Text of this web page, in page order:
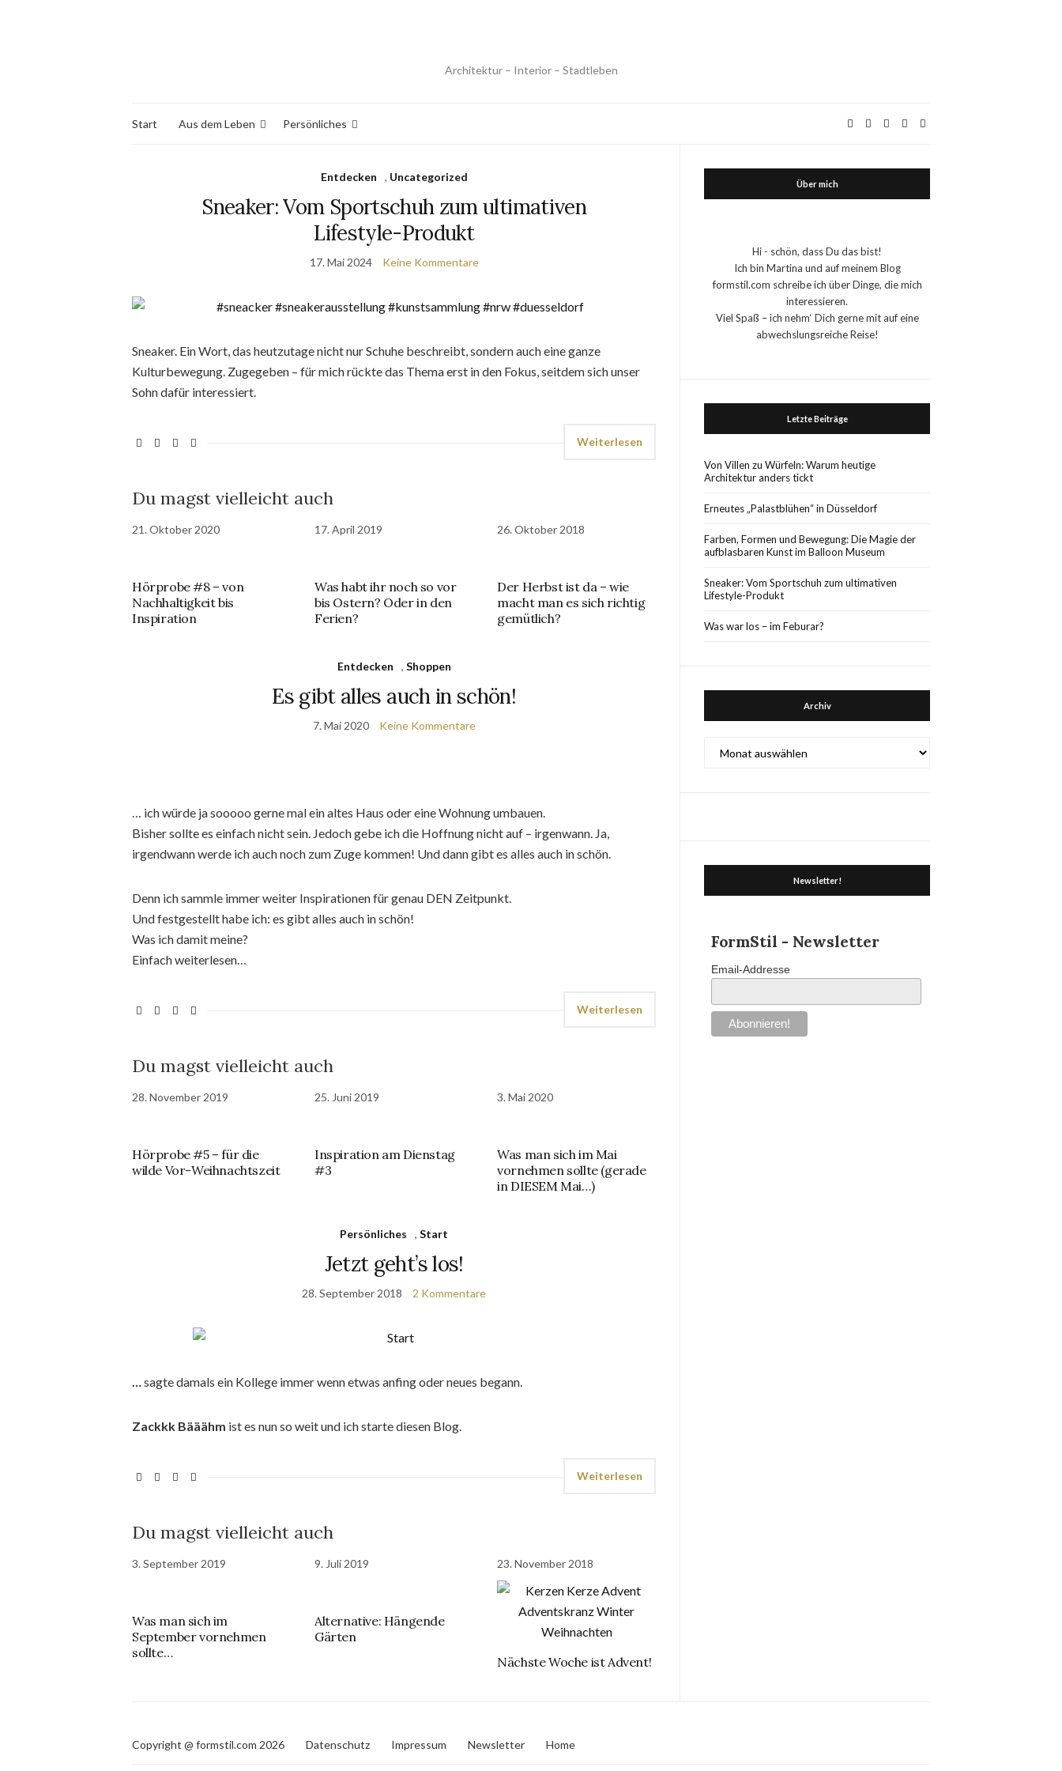
Architektur – Interior – Stadtleben
Start Aus dem Leben Persönliches
Entdecken , Uncategorized
Sneaker: Vom Sportschuh zum ultimativen
Lifestyle-Produkt
17. Mai 2024 Keine Kommentare
Sneaker. Ein Wort, das heutzutage nicht nur Schuhe beschreibt, sondern auch eine ganze
Kulturbewegung. Zugegeben – für mich rückte das Thema erst in den Fokus, seitdem sich unser
Sohn dafür interessiert.
Weiterlesen
Du magst vielleicht auch
21. Oktober 2020
Hörprobe #8 – von
Nachhaltigkeit bis
Inspiration
17. April 2019
Was habt ihr noch so vor
bis Ostern? Oder in den
Ferien?
26. Oktober 2018
Der Herbst ist da – wie
macht man es sich richtig
gemütlich?
Entdecken , Shoppen
Es gibt alles auch in schön!
7. Mai 2020 Keine Kommentare
… ich würde ja sooooo gerne mal ein altes Haus oder eine Wohnung umbauen.
Bisher sollte es einfach nicht sein. Jedoch gebe ich die Hoffnung nicht auf – irgenwann. Ja,
irgendwann werde ich auch noch zum Zuge kommen! Und dann gibt es alles auch in schön.
Denn ich sammle immer weiter Inspirationen für genau DEN Zeitpunkt.
Und festgestellt habe ich: es gibt alles auch in schön!
Was ich damit meine?
Einfach weiterlesen…
Weiterlesen
Du magst vielleicht auch
28. November 2019
Hörprobe #5 – für die
wilde Vor-Weihnachtszeit
25. Juni 2019
Inspiration am Dienstag
#3
3. Mai 2020
Was man sich im Mai
vornehmen sollte (gerade
in DIESEM Mai…)
Persönliches ,Start
Jetzt geht’s los!
28. September 2018 2 Kommentare
…sagte damals ein Kollege immer wenn etwas anfing oder neues begann.
Zackkk Bääähm ist es nun so weit und ich starte diesen Blog.
Weiterlesen
Du magst vielleicht auch
3. September 2019
Was man sich im
September vornehmen
sollte…
9. Juli 2019
Alternative: Hängende
Gärten
23. November 2018
Nächste Woche ist Advent!
Über mich
Hi - schön, dass Du das bist!
Ich bin Martina und auf meinem Blog
formstil.com schreibe ich über Dinge, die mich
interessieren.
Viel Spaß – ich nehm‘ Dich gerne mit auf eine
abwechslungsreiche Reise!
Letzte Beiträge
Von Villen zu Würfeln: Warum heutige
Architektur anders tickt
Erneutes „Palastblühen“ in Düsseldorf
Farben, Formen und Bewegung: Die Magie der
aufblasbaren Kunst im Balloon Museum
Sneaker: Vom Sportschuh zum ultimativen
Lifestyle-Produkt
Was war los – im Feburar?
Archiv
Newsletter!
FormStil - Newsletter
Email-Addresse
Copyright @ formstil.com 2026 Datenschutz Impressum Newsletter Home